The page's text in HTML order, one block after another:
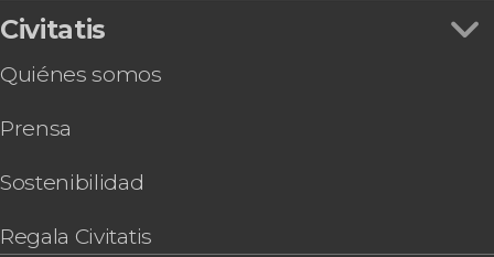
Civitatis
Quiénes somos
Prensa
Sostenibilidad
Regala Civitatis